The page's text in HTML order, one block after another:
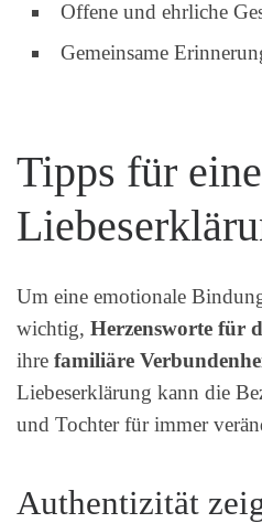
Offene und ehrliche
Gemeinsame
Tipps für
Um eine emotionale
wichtig, Herzensworte für
ihre familiäre
Liebeserklärung kann die
und Tochter für immer
Authentizität